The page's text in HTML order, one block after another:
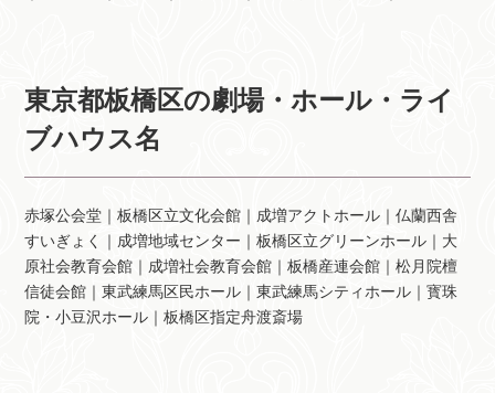
東京都板橋区の劇場・ホール・ライ
ブハウス名
赤塚公会堂｜板橋区立文化会館｜成増アクトホール｜仏蘭西舎
すいぎょく｜成増地域センター｜板橋区立グリーンホール｜大
原社会教育会館｜成増社会教育会館｜板橋産連会館｜松月院檀
信徒会館｜東武練馬区民ホール｜東武練馬シティホール｜寳珠
院・小豆沢ホール｜板橋区指定舟渡斎場